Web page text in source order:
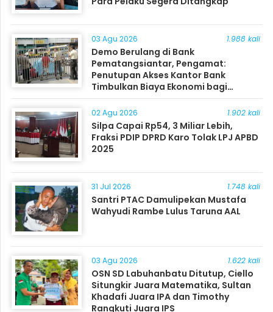
03 Agu 2026 1.988 kali
Demo Berulang di Bank
Pematangsiantar, Pengamat:
Penutupan Akses Kantor Bank
Timbulkan Biaya Ekonomi bagi
Masyarakat
02 Agu 2026 1.902 kali
Silpa Capai Rp54, 3 Miliar Lebih,
Fraksi PDIP DPRD Karo Tolak LPJ APBD
2025
31 Jul 2026 1.748 kali
Santri PTAC Damulipekan Mustafa
Wahyudi Rambe Lulus Taruna AAL
03 Agu 2026 1.622 kali
OSN SD Labuhanbatu Ditutup, Ciello
Situngkir Juara Matematika, Sultan
Khadafi Juara IPA dan Timothy
Rangkuti Juara IPS